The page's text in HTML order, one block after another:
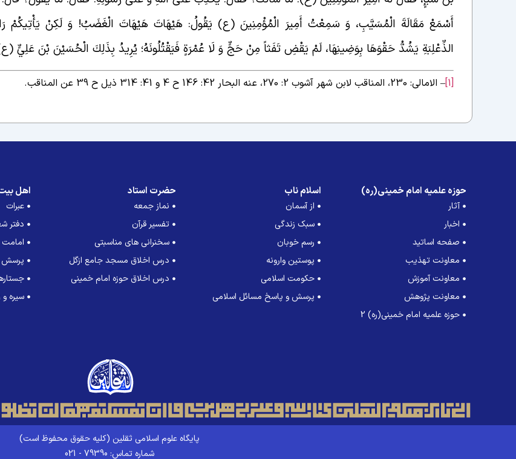
أَسْمَعْ مَقَالَةَ الْمُسَيَّبِ، وَ سَمِعْتُ أَمِيرَ الْمُؤْمِنِينَ (ع) يَقُولُ: هَيْهَاتَ هَيْهَاتَ الْغَضَبُ! وَ لَكِنْ يَأْتِيكُمْ
الذِّعْلِبَةِ يَشُدُّ حَقْوَهَا بِوَضِينِهَا، لَمْ يَقْضِ تَفَثاً مِنْ حَجٍّ وَ لَا عُمْرَةٍ فَيَقْتُلُونَهُ؛ يُرِيدُ بِذَلِكَ الْحُسَيْنَ بْنَ عَلِيٍّ
[1] – الامالی: 230، المناقب لابن شهر آشوب 2: 270، عنه البحار 42: 146 ح 4 و 41: 314 ذیل ح 39 عن المناقب.
حوزه علمیه امام خمینی(ره)
آثار
اخبار
صفحه اساتید
معاونت تهذیب
معاونت آموزش
معاونت پژوهش
حوزه علمیه امام خمینی(ره) 2
اسلام ناب
از آسمان
سبک زندگی
رسم خوبان
پوستین وارونه
حکومت اسلامی
پرسش و پاسخ مسائل اسلامی
حضرت استاد
نماز جمعه
تفسیر قرآن
سخنرانی های مناسبتی
درس اخلاق مسجد جامع ازگل
درس اخلاق حوزه امام خمینی
اهل
عبرات
دفتر
پرسش
سیره
پایگاه علوم اسلامی ثقلین (کلیه حقوق محفوظ است)
شماره تماس: 79390 - 021